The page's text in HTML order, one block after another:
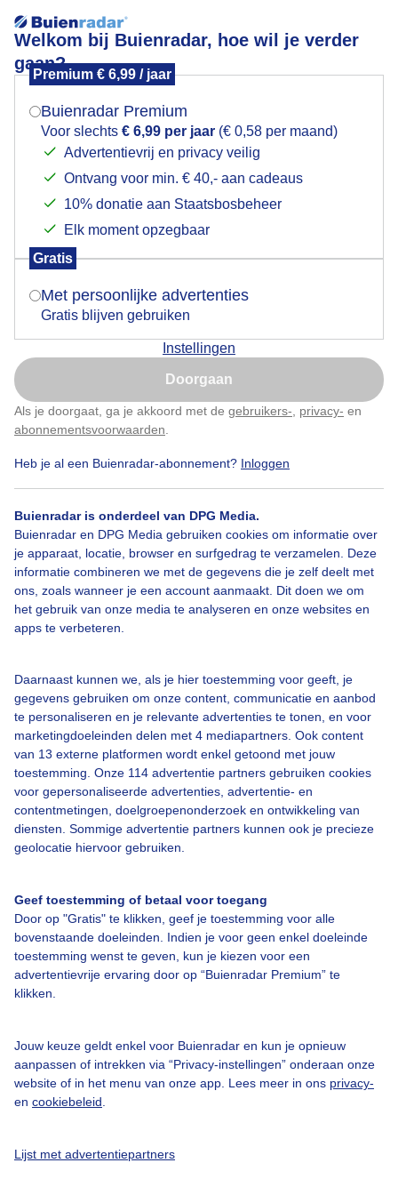
Welkom bij Buienradar, hoe wil je verder
gaan?
Premium € 6,99 / jaar
Buienradar Premium
Voor slechts € 6,99 per jaar (€ 0,58 per maand)
Advertentievrij en privacy veilig
Ontvang voor min. € 40,- aan cadeaus
10% donatie aan Staatsbosbeheer
Elk moment opzegbaar
Gratis
Met persoonlijke advertenties
Gratis blijven gebruiken
Instellingen
Doorgaan
Als je doorgaat, ga je akkoord met de gebruikers- privacy- en
abonnementsvoorwaarden
Heb je al een Buienradar-abonnement? Inloggen
Buienradar is onderdeel van DPG Media.
Buienradar en DPG Media gebruiken cookies om informatie over
je apparaat, locatie, browser en surfgedrag te verzamelen. Deze
informatie combineren we met de gegevens die je zelf deelt met
ons, zoals wanneer je een account aanmaakt. Dit doen we om
het gebruik van onze media te analyseren en onze websites en
apps te verbeteren.
Daarnaast kunnen we, als je hier toestemming voor geeft, je
gegevens gebruiken om onze content, communicatie en aanbod
te personaliseren en je relevante advertenties te tonen, en voor
marketingdoeleinden delen met 4 mediapartners. Ook content
van 13 externe platformen wordt enkel getoond met jouw
toestemming. Onze 114 advertentie partners gebruiken cookies
voor gepersonaliseerde advertenties, advertentie- en
contentmetingen, doelgroepenonderzoek en ontwikkeling van
diensten. Sommige advertentie partners kunnen ook je precieze
geolocatie hiervoor gebruiken.
Geef toestemming of betaal voor toegang
Door op "Gratis" te klikken, geef je toestemming voor alle
bovenstaande doeleinden. Indien je voor geen enkel doeleinde
toestemming wenst te geven, kun je kiezen voor een
advertentievrije ervaring door op “Buienradar Premium” te
klikken.
Jouw keuze geldt enkel voor Buienradar en kun je opnieuw
aanpassen of intrekken via “Privacy-instellingen” onderaan onze
website of in het menu van onze app. Lees meer in ons privacy-
en cookiebeleid
Lijst met advertentiepartners
Grijs en licht miezerig in de ochtend
Grijs en licht miezerig, mooi uitzicht op het grootste
zeilschip ter wereld de 5 master "Windsurf" .
Door: ria brasser Gemaakt: 10-06-2026, 40x bekeken
Grijsenlichtmiezerig Zeilschip Windsurf
Bekijk slideshow
Een moment geduld aub...
Over Buienradar
Bedrijfsgegevens
Veelgestelde vragen
Contact
Toegankelijkheid
Adverteren
Buienradar Team
Mogen we je locatie gebruiken voor het
Indien je hier nog geen akkoord op hebt gegeven,
verschijnt er zo een pop-up uit je browser waarin
Is goed, toon de popup
Nu niet, misschien later
Klik hierom dit aan te passen